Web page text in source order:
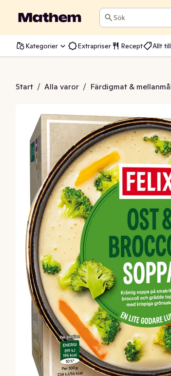
Sök
Kategorier Extrapriser Recept Allt
Start / Alla varor / Färdigmat &
& Broccoli Fryst